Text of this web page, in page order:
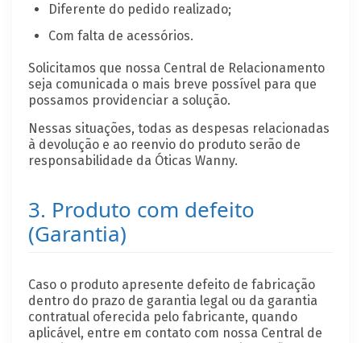
Diferente do pedido realizado;
Com falta de acessórios.
Solicitamos que nossa Central de Relacionamento
seja comunicada o mais breve possível para que
possamos providenciar a solução.
Nessas situações, todas as despesas relacionadas
à devolução e ao reenvio do produto serão de
responsabilidade da Óticas Wanny.
3. Produto com defeito
(Garantia)
Caso o produto apresente defeito de fabricação
dentro do prazo de garantia legal ou da garantia
contratual oferecida pelo fabricante, quando
aplicável, entre em contato com nossa Central de